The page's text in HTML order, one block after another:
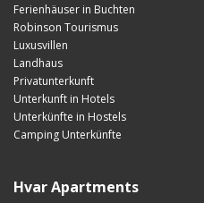
Ferienhäuser in Buchten
Robinson Tourismus
Luxusvillen
Landhaus
Privatunterkunft
Unterkunft in Hotels
Unterkünfte in Hostels
Camping Unterkünfte
Hvar Apartments